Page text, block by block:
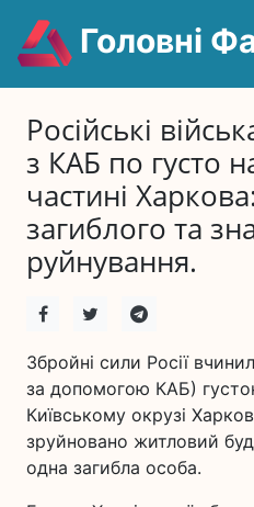
Головні
Російські
з КАБ по густо
частині
загиблого та
руйнування.
Збройні сили Росії
за допомогою КАБ)
Київському окрузі
зруйновано житловий
одна загибла особа.